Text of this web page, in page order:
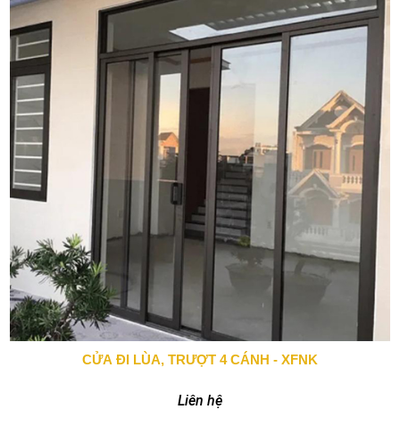
0943 666 466
CỬA ĐI LÙA, TRƯỢT 4 CÁNH - XFNK
Liên hệ